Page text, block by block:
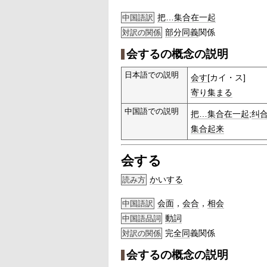
中国語訳 把…集合在一起
対訳の関係 部分同義関係
会するの概念の説明
日本語での説明 会す[カイ・ス]
寄り集まる
中国語での説明 把…集合在一起;纠
集合起来
会する
読み方 かいする
中国語訳 会面 ， 会合 ， 相会
中国語品詞 動詞
対訳の関係 完全同義関係
会するの概念の説明